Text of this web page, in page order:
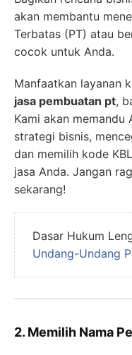
akan membantu
Terbatas (PT) atau
cocok untuk Anda.
Manfaatkan layanan
jasa pembuatan pt,
Kami akan memandu
strategi bisnis,
dan memilih kode
jasa Anda. Jangan
sekarang!
Dasar Hukum
Undang-Undang
2. Memilih Nama